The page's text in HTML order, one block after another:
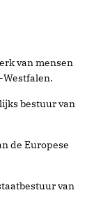
van mensen
Westfalen.
bestuur van
de Europese
van